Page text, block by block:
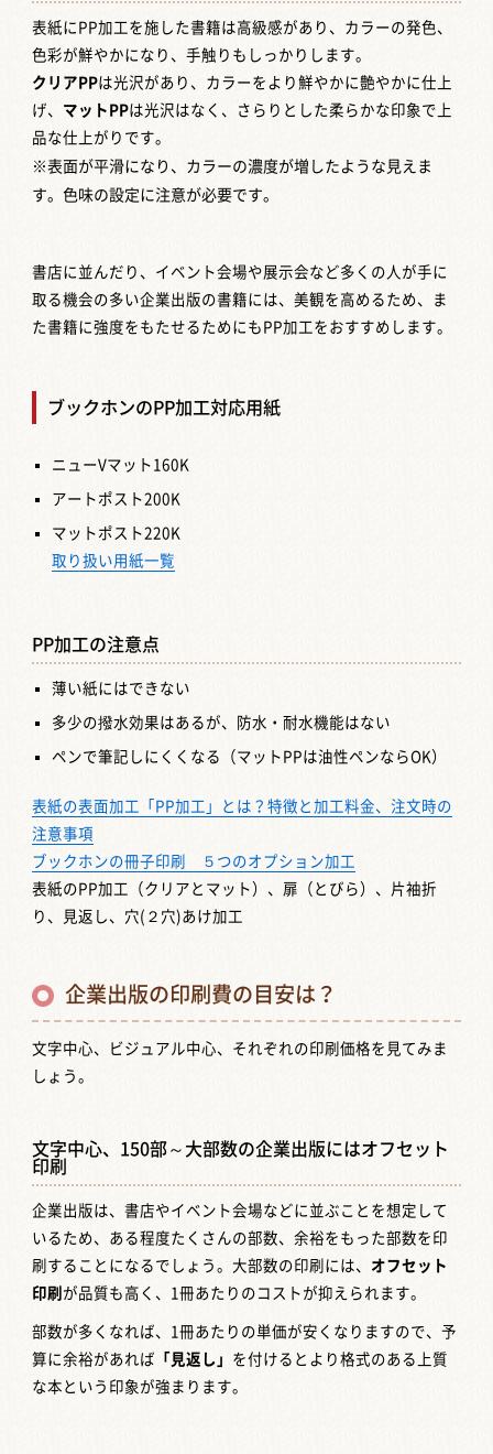
表紙にPP加工を施した書籍は高級感があり、カラーの発色、
色彩が鮮やかになり、手触りもしっかりします。
クリアPPは光沢があり、カラーをより鮮やかに艶やかに仕上
げ、 マットPPは光沢はなく、さらりとした柔らかな印象で上
品な仕上がりです。
※表面が平滑になり、カラーの濃度が増したような見えま
す。色味の設定に注意が必要です。
書店に並んだり、イベント会場や展示会など多くの人が手に
取る機会の多い企業出版の書籍には、美観を高めるため、ま
た書籍に強度をもたせるためにもPP加工をおすすめします。
ブックホンのPP加工対応用紙
ニューVマット160K
アートポスト200K
マットポスト220K
取り扱い用紙一覧
PP加工の注意点
薄い紙にはできない
多少の撥水効果はあるが、防水・耐水機能はない
ペンで筆記しにくくなる（マットPPは油性ペンならOK）
表紙の表面加工「PP加工」とは？特徴と加工料金、注文時の
注意事項
ブックホンの冊子印刷 ５つのオプション加工
表紙のPP加工（クリアとマット）、扉（とびら）、片袖折
り、見返し、穴(２穴)あけ加工
企業出版の印刷費の目安は？
文字中心、ビジュアル中心、それぞれの印刷価格を見てみま
しょう。
文字中心、150部～大部数の企業出版にはオフセット
印刷
企業出版は、書店やイベント会場などに並ぶことを想定して
いるため、ある程度たくさんの部数、余裕をもった部数を印
刷することになるでしょう。大部数の印刷には、 オフセット
印刷 が品質も高く、1冊あたりのコストが抑えられます。
部数が多くなれば、1冊あたりの単価が安くなりますので、予
算に余裕があれば 「見返し」 を付けるとより格式のある上質
な本という印象が強まります。